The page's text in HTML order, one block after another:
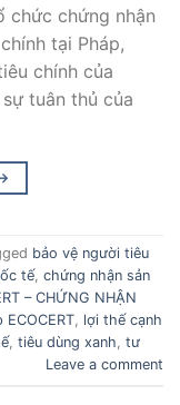
chức chứng nhận
tại Pháp,
chính của
tuân thủ của
bảo vệ người tiêu
tế, chứng nhận sản
– CHỨNG NHẬN
, lợi thế cạnh
, tiêu dùng xanh, tư
Leave a comment